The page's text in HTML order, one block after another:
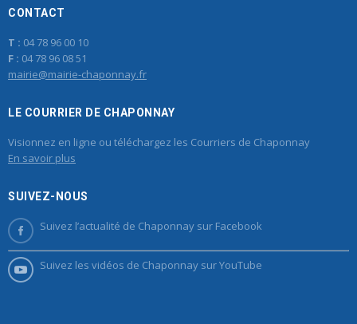
CONTACT
T : 04 78 96 00 10
F : 04 78 96 08 51
mairie@mairie-chaponnay.fr
LE COURRIER DE CHAPONNAY
Visionnez en ligne ou téléchargez les Courriers de Chaponnay
En savoir plus
SUIVEZ-NOUS
Suivez l’actualité de Chaponnay sur Facebook
Suivez les vidéos de Chaponnay sur YouTube